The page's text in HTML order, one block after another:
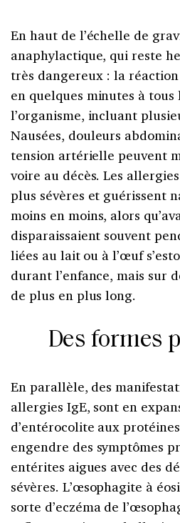
En haut de l’échelle de
anaphylactique, qui reste
très dangereux : la
en quelques minutes à tous
l’organisme, incluant
Nausées, douleurs
tension artérielle peuvent
voire au décès. Les
plus sévères et guérissent
moins en moins, alors
disparaissaient souvent
liées au lait ou à l’œuf
durant l’enfance, mais sur
de plus en plus long.
Des formes
En parallèle, des
allergies IgE, sont en
d’entérocolite aux
engendre des symptômes
entérites aigues avec des
sévères. L’œsophagite à
sorte d’eczéma de